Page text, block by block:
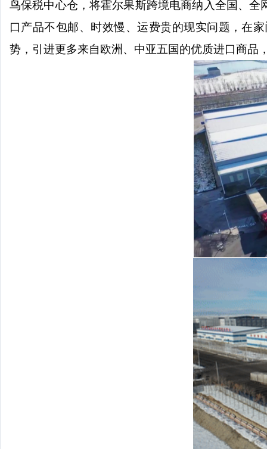
鸟保税中心仓，将霍尔果斯跨境电商纳入全国、
口产品不包邮、时效慢、运费贵的现实问题，在
势，引进更多来自欧洲、中亚五国的优质进口商品